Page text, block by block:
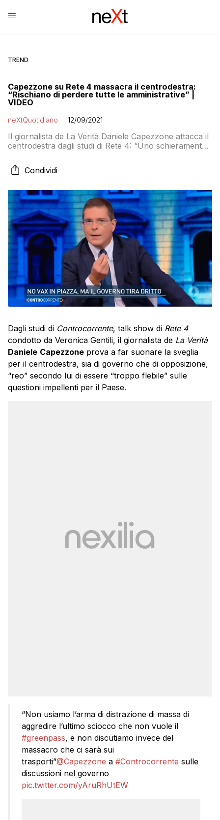
TREND
Capezzone su Rete 4 massacra il centrodestra:
“Rischiano di perdere tutte le amministrative” |
VIDEO
neXtQuotidiano 12/09/2021
Il giornalista de La Verità Daniele Capezzone attacca il
centrodestra dagli studi di Rete 4: “Uno schieramento
nazionale non può rischiare di perdere 4-1 o 5-0 nei
comuni più importanti”
Condividi
Dagli studi di Controcorrente, talk show di Rete 4
condotto da Veronica Gentili, il giornalista de La Verità
Daniele Capezzone prova a far suonare la sveglia
per il centrodestra, sia di governo che di opposizione,
“reo” secondo lui di essere “troppo flebile” sulle
questioni impellenti per il Paese.
“Non usiamo l’arma di distrazione di massa di
aggredire l’ultimo sciocco che non vuole il
#greenpass, e non discutiamo invece del
massacro che ci sarà sui
trasporti”@Capezzone a #Controcorrente sulle
discussioni nel governo
pic.twitter.com/yAruRhUtEW